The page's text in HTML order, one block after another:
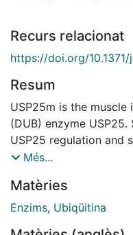
Recurs relacionat
https://doi.org/
Resum
USP25m is the
(DUB) enzyme
USP25 regulation and
In silico analysis
associated domain
motifs (UIMs),
Més...
Matèries
Enzims, Ubiqüitina